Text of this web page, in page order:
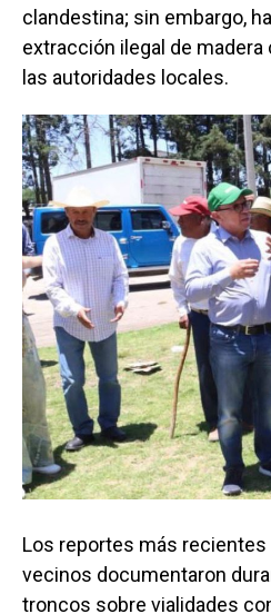
clandestina; sin embargo,
extracción ilegal de
las autoridades locales.
Los reportes más recientes
vecinos documentaron
troncos sobre vialidades